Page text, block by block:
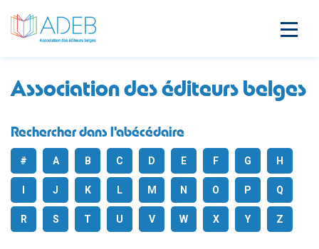
Association des éditeurs belges
Rechercher dans l'abécédaire
# A B C D E F G H
J K L M N O P Q
R S T U V W X Y Z